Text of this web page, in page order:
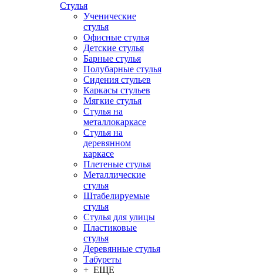
Стулья
Ученические
стулья
Офисные стулья
Детские стулья
Барные стулья
Полубарные стулья
Сидения стульев
Каркасы стульев
Мягкие стулья
Стулья на
металлокаркасе
Стулья на
деревянном
каркасе
Плетеные стулья
Металлические
стулья
Штабелируемые
стулья
Стулья для улицы
Пластиковые
стулья
Деревянные стулья
Табуреты
+ ЕЩЕ